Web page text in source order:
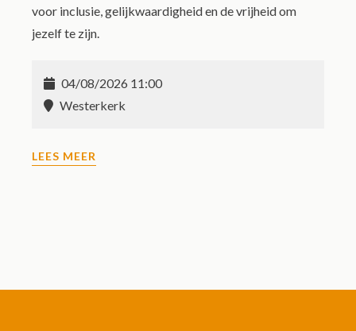
voor inclusie, gelijkwaardigheid en de vrijheid om
jezelf te zijn.
04/08/2026 11:00
Westerkerk
LEES MEER